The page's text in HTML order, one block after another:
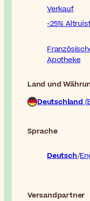
Verkauf
-25%
Apotheke
Land und
Deutschland
Sprache
Deutsch
Versandpartner